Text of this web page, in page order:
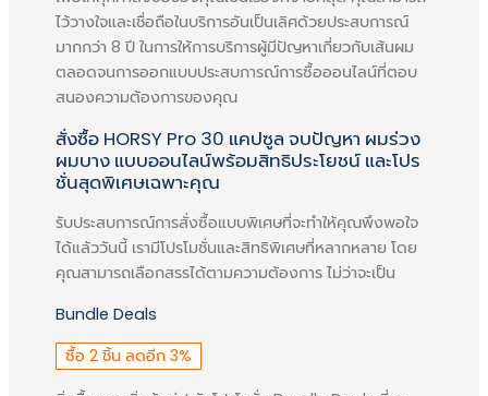
ผมร่วง บาง ⟶ เปลี่ยนเป็น ⟶ ผมดก
หนา ร่วงช้าลง
ไว้วางใจและเชื่อถือในบริการอันเป็นเลิศด้วยประสบการณ์
มากกว่า 8 ปี ในการให้การบริการผู้มีปัญหาเกี่ยวกับเส้นผม
ตลอดจนการออกแบบประสบการณ์การซื้อออนไลน์ที่ตอบ
สนองความต้องการของคุณ
HORSY Pro 30 แคปซูล จบปัญหา ผมร่วง
ผมบาง
รับประสบการณ์การสั่งซื้อแบบพิเศษที่จะทำให้คุณพึงพอใจ
ได้แล้ววันนี้ เรามีโปรโมชั่นและสิทธิพิเศษที่หลากหลาย โดย
คุณสามารถเลือกสรรได้ตามความต้องการ ไม่ว่าจะเป็น
Bundle Deals
ซื้อ 2 ชิ้น ลดอีก 3%